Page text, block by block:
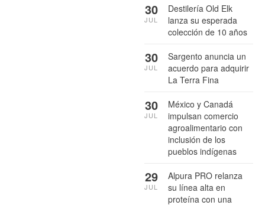
Destilería Old Elk
lanza su esperada
colección de 10 años
30
JUL
Sargento anuncia un
acuerdo para adquirir
La Terra Fina
30
JUL
México y Canadá
impulsan comercio
agroalimentario con
inclusión de los
pueblos indígenas
30
JUL
Alpura PRO relanza
su línea alta en
proteína con una
29
JUL